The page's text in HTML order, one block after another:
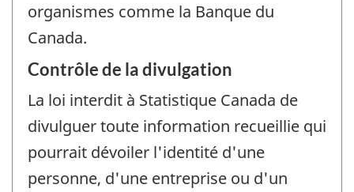
organismes comme la Banque du
Canada.
Contrôle de la divulgation
La loi interdit à Statistique Canada de
divulguer toute information recueillie qui
pourrait dévoiler l'identité d'une
personne, d'une entreprise ou d'un